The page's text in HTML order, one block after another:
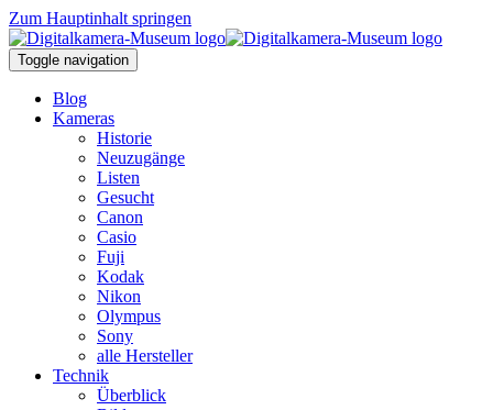
Zum Hauptinhalt springen
Toggle navigation
Blog
Kameras
Historie
Neuzugänge
Listen
Gesucht
Canon
Casio
Fuji
Kodak
Nikon
Olympus
Sony
alle Hersteller
Technik
Überblick